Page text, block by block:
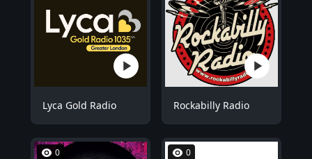
Lyca Gold Radio Rockabilly Radio
0 0